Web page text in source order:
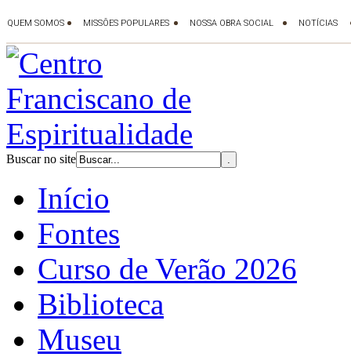
Buscar no site
Início
Fontes
Curso de Verão 2026
Biblioteca
Museu